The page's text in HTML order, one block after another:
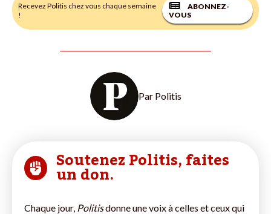
Recevez Politis chez vous chaque semaine
!
ABONNEZ-
VOUS
Par Politis
Soutenez Politis, faites
un don.
Chaque jour, Politisdonne une voix à celles et ceux qui